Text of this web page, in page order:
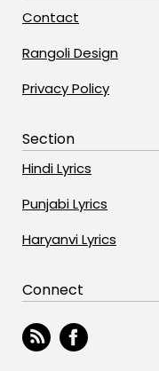
Contact
Rangoli Design
Privacy Policy
Section
Hindi Lyrics
Punjabi Lyrics
Haryanvi Lyrics
Connect